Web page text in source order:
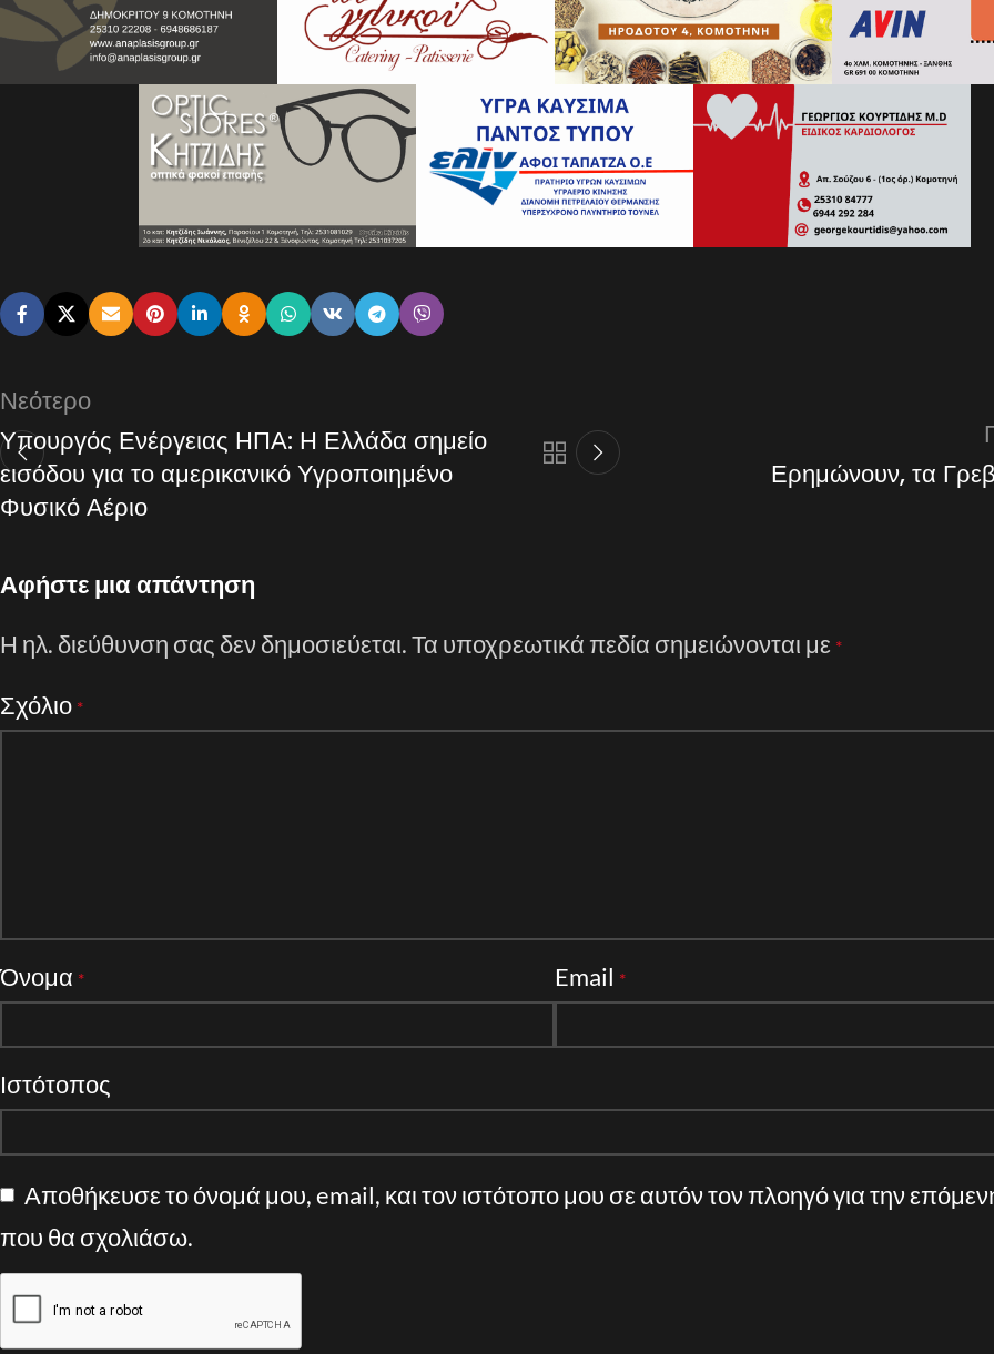
Νεότερο
Υπουργός Ενέργειας ΗΠΑ: Η Ελλάδα σημείο
εισόδου για το αμερικανικό Υγροποιημένο
Φυσικό Αέριο
Ερημώνουν, τα
Αφήστε μια απάντηση
Η ηλ. διεύθυνση σας δεν δημοσιεύεται.Τα υποχρεωτικά πεδία σημειώνονται με *
Σχόλιο *
Όνομα * Email *
Ιστότοπος
Αποθήκευσε το όνομά μου, email, και τον ιστότοπο μου σε αυτόν τον πλοηγό για την
που θα σχολιάσω.